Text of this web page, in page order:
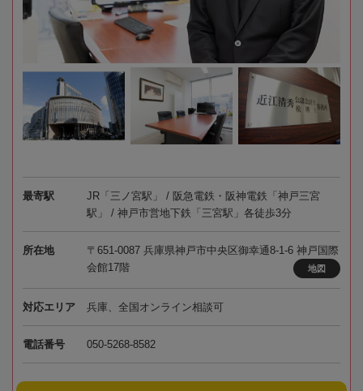
最寄駅
JR「三ノ宮駅」 / 阪急電鉄・阪神電鉄「神戸三宮
駅」 / 神戸市営地下鉄「三宮駅」各徒歩3分
所在地
〒651-0087 兵庫県神戸市中央区御幸通8-1-6 神戸国際
会館17階
地図
対応エリア 兵庫、全国オンライン相談可
電話番号 050-5268-8582